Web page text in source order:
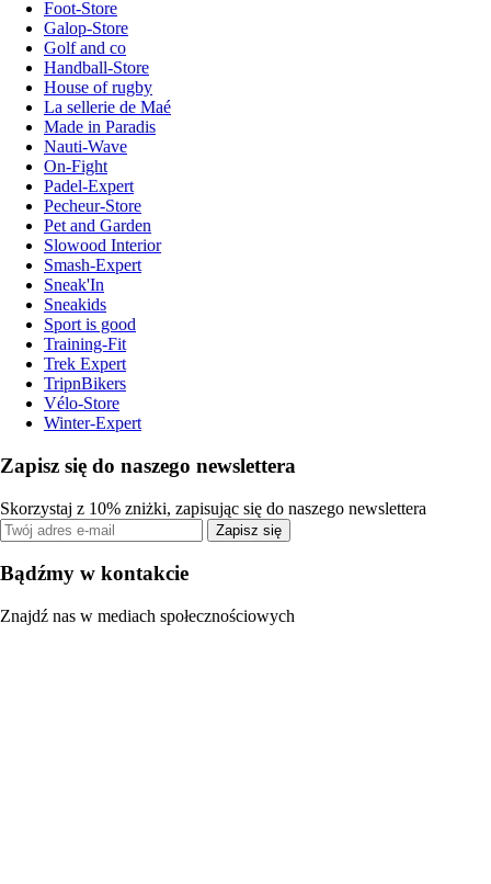
Foot-Store
Galop-Store
Golf and co
Handball-Store
House of rugby
La sellerie de Maé
Made in Paradis
Nauti-Wave
On-Fight
Padel-Expert
Pecheur-Store
Pet and Garden
Slowood Interior
Smash-Expert
Sneak'In
Sneakids
Sport is good
Training-Fit
Trek Expert
TripnBikers
Vélo-Store
Winter-Expert
Zapisz się do naszego newslettera
Skorzystaj z 10% zniżki, zapisując się do naszego newslettera
Zapisz się
Bądźmy w kontakcie
Znajdź nas w mediach społecznościowych